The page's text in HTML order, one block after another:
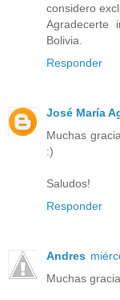
considero
Agradecerte
Bolivia.
Responder
José María
Muchas
:)
Saludos!
Responder
Andres
Muchas